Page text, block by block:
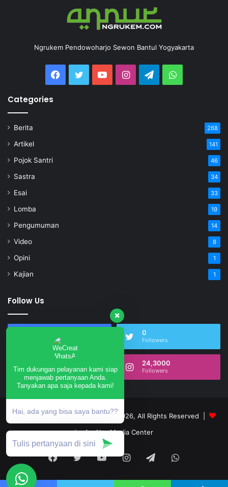
Ngrukem Pendowoharjo Sewon Bantul Yogyakarta
Categories
Berita 268
Artikel 141
Pojok Santri 46
Sastra 34
Esai 33
Lomba 19
Pengumuman 14
Video 8
Opini 1
Kajian 1
Follow Us
0
Followers
Subscribers
24,3000
Followers
annurngrukem.com © Copyright 2026, All Rights Reserved |
by An-Nur Media Center
Tim dukungan pelayanan kami siap
menjawab pertanyaan Anda.
Tanyakan apa saja kepada kami!
Hai, ada yang bisa saya bantu??